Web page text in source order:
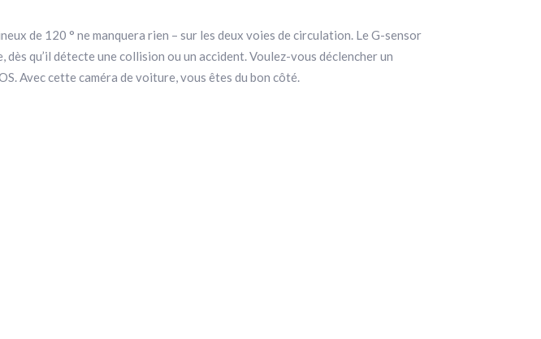
de 120 ° ne manquera rien – sur les deux voies de circulation. Le G-sensor
qu’il détecte une collision ou un accident. Voulez-vous déclencher un
Avec cette caméra de voiture, vous êtes du bon côté.